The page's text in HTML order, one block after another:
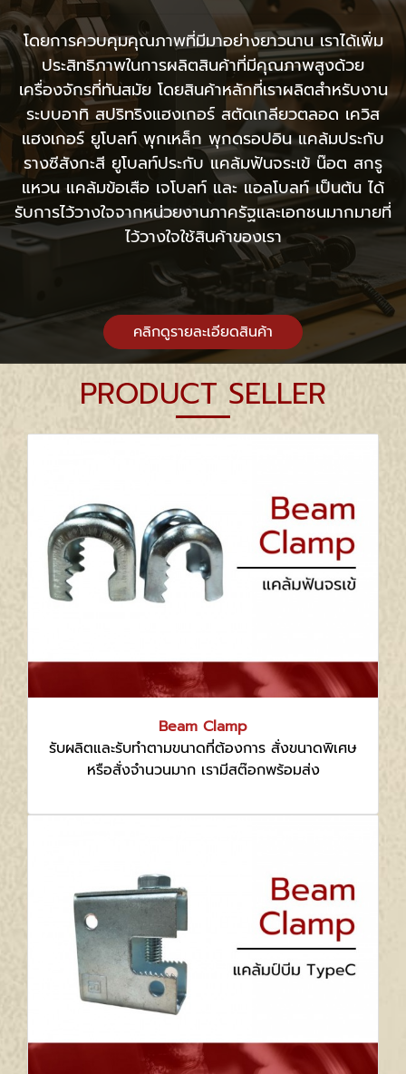
โดยการควบคุมคุณภาพที่มีมาอย่างยาวนาน เราได้เพิ่ม
ประสิทธิภาพในการผลิตสินค้าที่มีคุณภาพสูงด้วย
เครื่องจักรที่ทันสมัย โดยสินค้าหลักที่เราผลิตสำหรับงาน
ระบบอาทิ สปริทริงแฮงเกอร์ สตัดเกลียวตลอด เควิส
แฮงเกอร์ ยูโบลท์ พุกเหล็ก พุกดรอปอิน แคล้มประกับ
รางซีสังกะสี ยูโบลท์ประกับ แคล้มฟันจระเข้ น๊อต สกรู
แหวน แคล้มข้อเสือ เจโบลท์ และ แอลโบลท์ เป็นต้น ได้
รับการไว้วางใจจากหน่วยงานภาครัฐและเอกชนมากมายที่
ไว้วางใจใช้สินค้าของเรา
คลิกดูรายละเอียดสินค้า
PRODUCT SELLER
Beam Clamp
รับผลิตและรับทำตามขนาดที่ต้องการ สั่งขนาดพิเศษ
หรือสั่งจำนวนมาก เรามีสต๊อกพร้อมส่ง